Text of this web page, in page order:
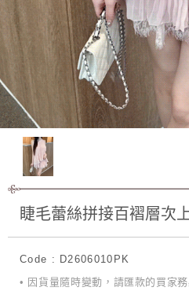
睫毛蕾絲拼接百褶層次
Code : D2606010PK
• 因貨量隨時變動，請匯款的買家